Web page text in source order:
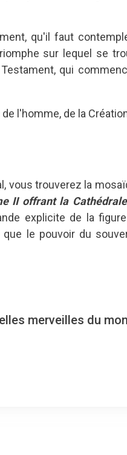
qu'il faut
sur lequel se
qui
l'homme, de la
vous trouverez la
II offrant la
explicite de la
le pouvoir du
merveilles du